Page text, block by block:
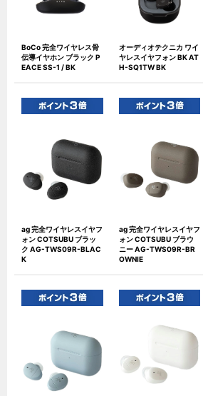
BoCo 完全ワイヤレス骨
伝導イヤホン ブラック P
EACE SS-1 / BK
オーディオテクニカ ワイ
ヤレスイヤフォン BK AT
H-SQ1TW BK
ag 完全ワイヤレスイヤフ
ォン COTSUBU ブラッ
ク AG-TWS09R-BLAC
K
ag 完全ワイヤレスイヤフ
ォン COTSUBU ブラウ
ニー AG-TWS09R-BR
OWNIE